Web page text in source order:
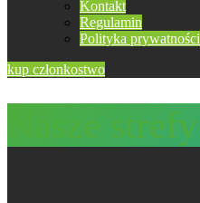
Kontakt
Regulamin
Polityka prywatności
kup członkostwo
Nasze strefy